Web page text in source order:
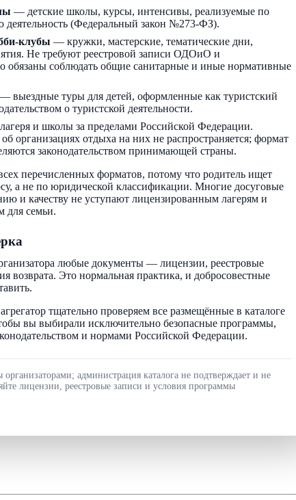
— детские школы, курсы, интенсивы, реализуемые по
деятельность (Федеральный закон №273-ФЗ).
клубы — кружки, мастерские, тематические дни,
Не требуют реестровой записи ОДОиО и
обязаны соблюдать общие санитарные и иные нормативные
— выездные туры для детей, оформленные как туристский
о туристской деятельности.
и школы за пределами Российской Федерации.
об организациях отдыха на них не распространяется; формат
законодательством принимающей страны.
перечисленных форматов, потому что родитель ищет
а не по юридической классификации. Многие досуговые
и качеству не уступают лицензированным лагерям и
для семьи.
любые документы — лицензии, реестровые
возврата. Это нормальная практика, и добросовестные
тщательно проверяем все размещённые в каталоге
вы выбирали исключительно безопасные программы,
и нормами Российской Федерации.
организаторами; администрация каталога не подтверждает и не
лицензии, реестровые записи и условия программы